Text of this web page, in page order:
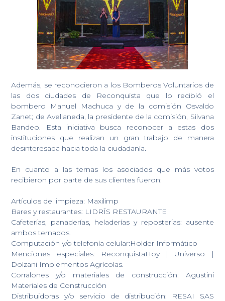
Además, se reconocieron a los Bomberos Voluntarios de
las dos ciudades de Reconquista que lo recibió el
bombero Manuel Machuca y de la comisión Osvaldo
Zanet; de Avellaneda, la presidente de la comisión, Silvana
Bandeo. Esta iniciativa busca reconocer a estas dos
instituciones que realizan un gran trabajo de manera
desinteresada hacia toda la ciudadanía.
En cuanto a las ternas los asociados que más votos
recibieron por parte de sus clientes fueron:
Artículos de limpieza: Maxilimp
Bares y restaurantes: LIDRÎS RESTAURANTE
Cafeterías, panaderías, heladerías y reposterías: ausente
ambos ternados.
Computación y/o telefonía celular:Holder Informático
Menciones especiales: ReconquistaHoy | Universo |
Dolzani Implementos Agrícolas.
Corralones y/o materiales de construcción: Agustini
Materiales de Construcción
Distribuidoras y/o servicio de distribución: RESAI SAS